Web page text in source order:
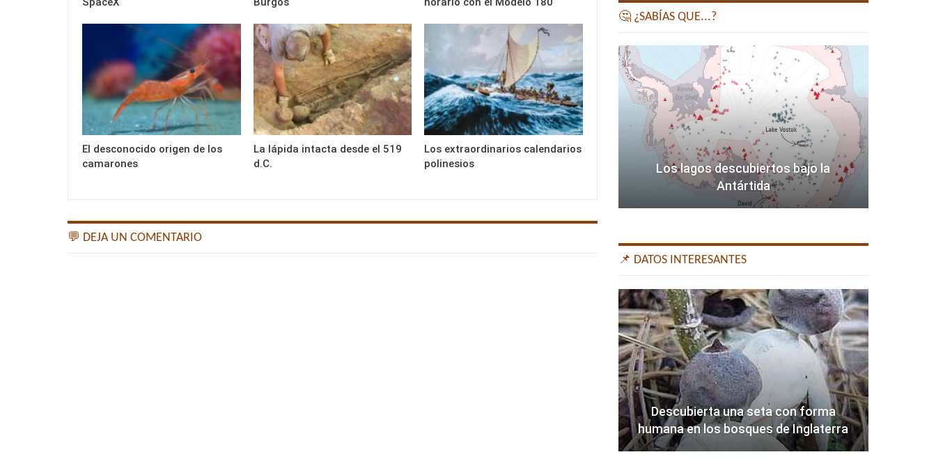
El desconocido origen de los
camarones
La lápida intacta desde el 519
d.C.
Los extraordinarios calendarios
polinesios
💬 DEJA UN COMENTARIO
🤔 ¿SABÍAS QUE...?
Los lagos descubiertos bajo la
Antártida
📌 DATOS INTERESANTES
Descubierta una seta con forma
humana en los bosques de Inglaterra